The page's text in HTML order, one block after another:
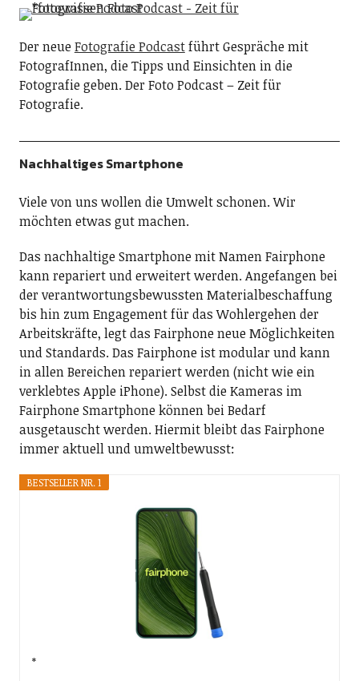
Der neueFotografie Podcastführt Gespräche mit
FotografInnen, die Tipps und Einsichten in die
Fotografie geben. Der Foto Podcast – Zeit für
Fotografie.
Nachhaltiges Smartphone
Viele von uns wollen die Umwelt schonen. Wir
möchten etwas gut machen.
Das nachhaltige Smartphone mit Namen Fairphone
kann repariert und erweitert werden. Angefangen bei
der verantwortungsbewussten Materialbeschaffung
bis hin zum Engagement für das Wohlergehen der
Arbeitskräfte, legt das Fairphone neue Möglichkeiten
und Standards. Das Fairphone ist modular und kann
in allen Bereichen repariert werden (nicht wie ein
verklebtes Apple iPhone). Selbst die Kameras im
Fairphone Smartphone können bei Bedarf
ausgetauscht werden. Hiermit bleibt das Fairphone
immer aktuell und umweltbewusst:
BESTSELLER NR. 1